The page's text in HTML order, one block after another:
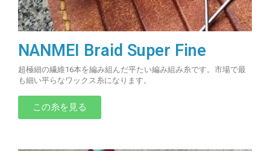
NANMEI Braid Super Fine
超極細の繊維16本を編み組んだ平たい編み組み糸です。市場で最
も細い平らなワックス糸になります。
この糸を見る